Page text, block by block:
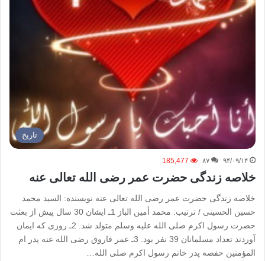
تاریخ
۹۴/۰۹/۱۴ ۸۷ 185,477
خلاصه زندگی حضرت عمر رضی الله تعالی عنه
خلاصه زندگی حضرت عمر رضی الله تعالی عنه نويسنده: السيد محمد
حسين الحسينی / ترتيب: محمد أمين الباز 1ـ ايشان 30 سال پيش از بعثت
حضرت رسول اکرم صلی الله عليه وسلم متولد شد. 2ـ روزی که ايمان
آوردند تعداد مسلمانان 39 نفر بود. 3ـ عمر فاروق رضی الله عنه پدر ام
المؤمنين حفصه پدر خانم رسول اکرم صلی الله…